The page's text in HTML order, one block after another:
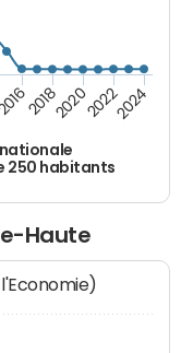
250 habitants
2018202020222024
Haute